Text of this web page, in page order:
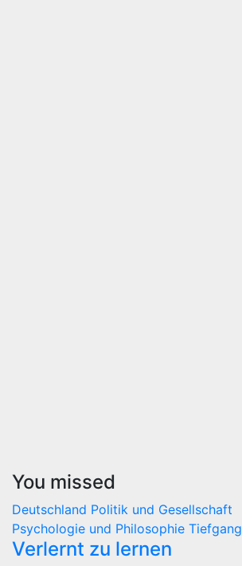
You missed
Deutschland Politik und Gesellschaft
Psychologie und Philosophie Tiefgang
Verlernt zu lernen